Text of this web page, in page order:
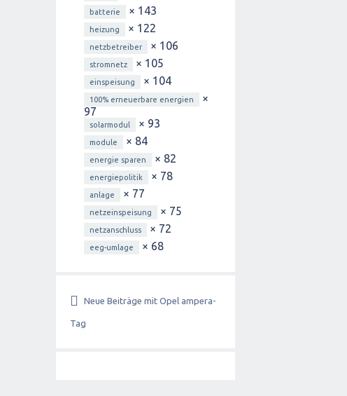
batterie × 143
heizung × 122
netzbetreiber × 106
stromnetz × 105
einspeisung × 104
100% erneuerbare energien
×
97
solarmodul × 93
module × 84
energie sparen × 82
energiepolitik × 78
anlage × 77
netzeinspeisung × 75
netzanschluss × 72
eeg-umlage × 68
Neue Beiträge mit Opel ampera-
Tag